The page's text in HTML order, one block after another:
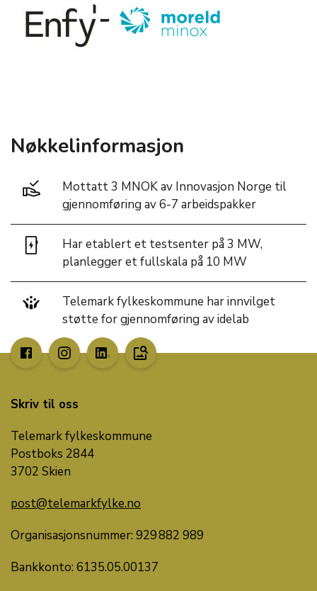
Nøkkelinformasjon
Mottatt 3 MNOK av Innovasjon Norge til
gjennomføring av 6-7 arbeidspakker
Har etablert et testsenter på 3 MW,
planlegger et fullskala på 10 MW
Telemark fylkeskommune har innvilget
støtte for gjennomføring av idelab
image_search
Skriv til oss
Telemark fylkeskommune
Postboks 2844
3702 Skien
post@telemarkfylke.no
Organisasjonsnummer: 929 882 989
Bankkonto: 6135.05.00137